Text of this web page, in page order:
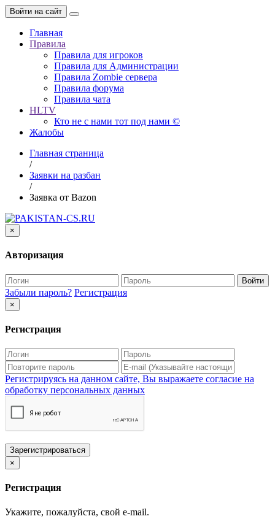
Войти на сайт
Главная
Правила
Правила для игроков
Правила для Администрации
Правила Zombie сервера
Правила форума
Правила чата
HLTV
Кто не с нами тот под нами ©
Жалобы
Главная страница
/
Заявки на разбан
/
Заявка от Bazon
×
Авторизация
Войти
Забыли пароль? Регистрация
×
Регистрация
Регистрируясь на данном сайте, Вы выражаете согласие на
обработку персональных данных
Зарегистрироваться
×
Регистрация
Укажите, пожалуйста, свой e-mail.